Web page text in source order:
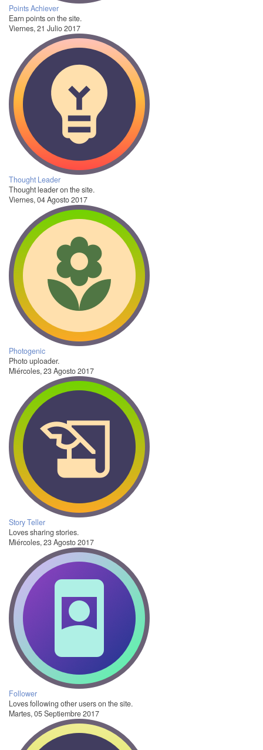
Points Achiever
Earn points on the site.
Viernes, 21 Julio 2017
Thought Leader
Thought leader on the site.
Viernes, 04 Agosto 2017
Photogenic
Photo uploader.
Miércoles, 23 Agosto 2017
Story Teller
Loves sharing stories.
Miércoles, 23 Agosto 2017
Follower
Loves following other users on the site.
Martes, 05 Septiembre 2017